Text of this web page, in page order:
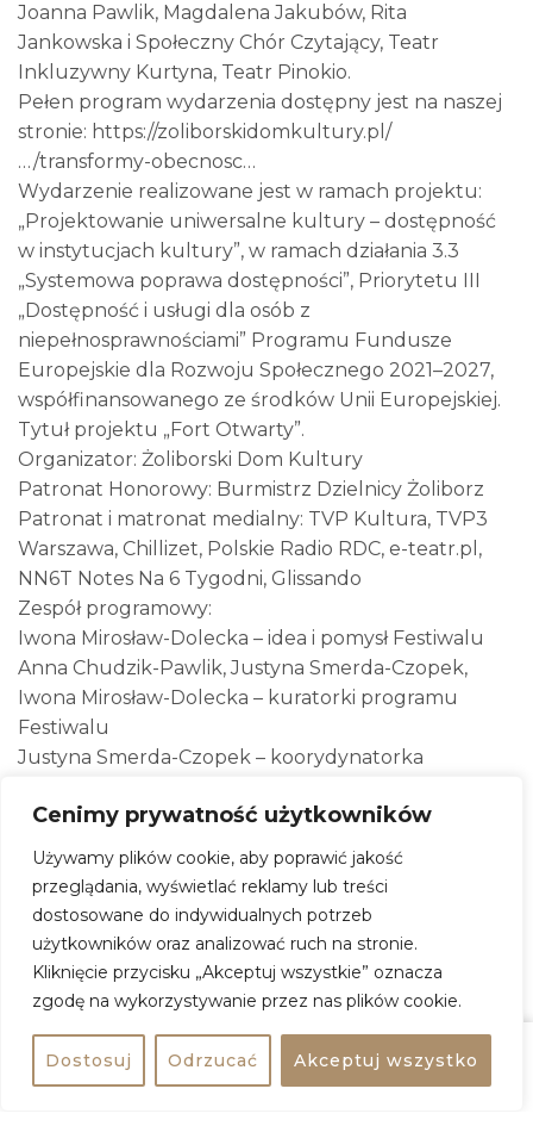
Cenimy prywatność użytkowników
Używamy plików cookie, aby poprawić jakość
przeglądania, wyświetlać reklamy lub treści
dostosowane do indywidualnych potrzeb
użytkowników oraz analizować ruch na stronie.
Kliknięcie przycisku „Akceptuj wszystkie” oznacza
zgodę na wykorzystywanie przez nas plików cookie.
Dostosuj Odrzucać Akceptuj wszystko
Joanna Pawlik, Magdalena Jakubów, Rita
Jankowska i Społeczny Chór Czytający, Teatr
Inkluzywny Kurtyna, Teatr Pinokio.
Pełen program wydarzenia dostępny jest na naszej
stronie: https://zoliborskidomkultury.pl/
…/transformy-obecnosc…
Wydarzenie realizowane jest w ramach projektu:
„Projektowanie uniwersalne kultury – dostępność
w instytucjach kultury”, w ramach działania 3.3
„Systemowa poprawa dostępności”, Priorytetu III
„Dostępność i usługi dla osób z
niepełnosprawnościami” Programu Fundusze
Europejskie dla Rozwoju Społecznego 2021–2027,
współfinansowanego ze środków Unii Europejskiej.
Tytuł projektu „Fort Otwarty”.
Organizator: Żoliborski Dom Kultury
Patronat Honorowy: Burmistrz Dzielnicy Żoliborz
Patronat i matronat medialny: TVP Kultura, TVP3
Warszawa, Chillizet, Polskie Radio RDC, e-teatr.pl,
NN6T Notes Na 6 Tygodni, Glissando
Zespół programowy:
Iwona Mirosław-Dolecka – idea i pomysł Festiwalu
Anna Chudzik-Pawlik, Justyna Smerda-Czopek,
Iwona Mirosław-Dolecka – kuratorki programu
Festiwalu
Justyna Smerda-Czopek – koorydynatorka
Jakub Krawczyk – producent Festiwalu
HARMONOGRAM WYDARZEŃ
19.06 | piątek | godz. 9:00 i 12:30 | Park Żeromskiego
Widziane dotykiem – warsztaty GeoFormy | Ewa
Markiewicz-Adamczewska
– Warsztaty dla grup zorganizowanych
– Czas trwania: 180 minut | Wiek: 9-14 lat
– Wstęp: bezpłatny, obowiązują zapisy
– Dostępność: przedprzewodnik
bezpłatne Udostępnij